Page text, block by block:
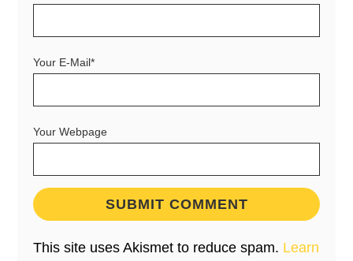
Your E-Mail*
Your Webpage
This site uses Akismet to reduce spam. Learn